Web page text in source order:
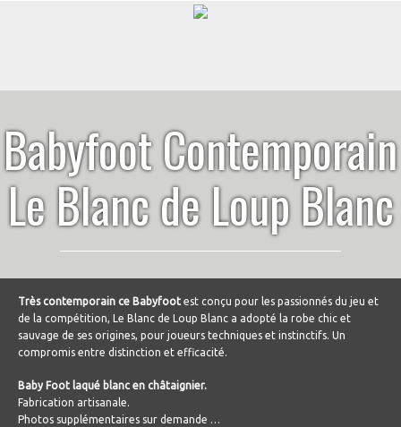
Babyfoot Contemporain
Le Blanc de Loup Blanc
Très contemporain ce Babyfoot est conçu pour les passionnés du jeu et
de la compétition, Le Blanc de Loup Blanc a adopté la robe chic et
sauvage de ses origines, pour joueurs techniques et instinctifs. Un
compromis entre distinction et efficacité.
Baby Foot laqué blanc en châtaignier.
Fabrication artisanale.
Photos supplémentaires sur demande …